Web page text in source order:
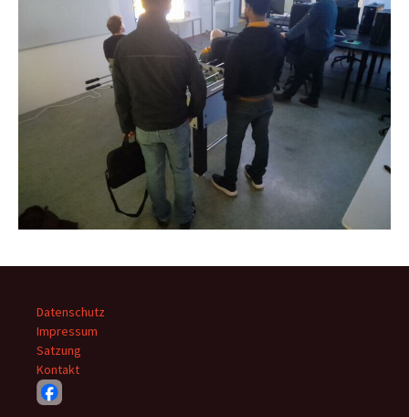
Datenschutz
Impressum
Satzung
Kontakt